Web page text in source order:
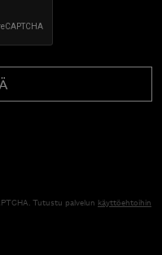
Tutustu palvelun käyttöehtoihin